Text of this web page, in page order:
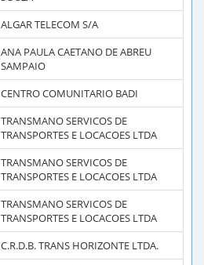
ALGAR TELECOM S/A
ANA PAULA CAETANO DE ABREU
SAMPAIO
CENTRO COMUNITARIO BADI
TRANSMANO SERVICOS DE
TRANSPORTES E LOCACOES LTDA
TRANSMANO SERVICOS DE
TRANSPORTES E LOCACOES LTDA
TRANSMANO SERVICOS DE
TRANSPORTES E LOCACOES LTDA
C.R.D.B. TRANS HORIZONTE LTDA.